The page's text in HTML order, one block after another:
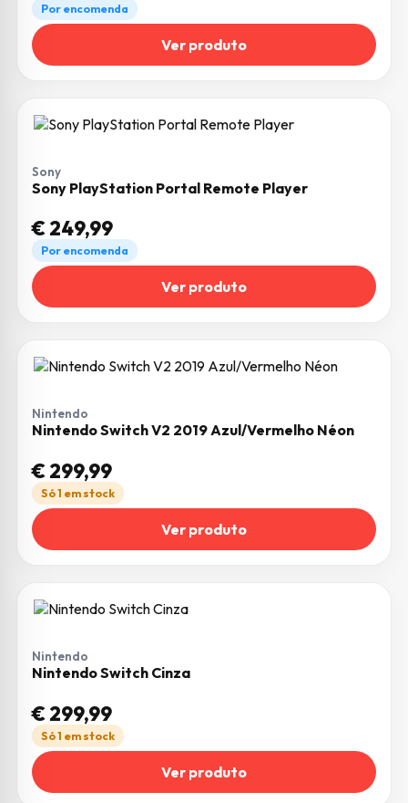
Por encomenda
Ver produto
Sony
Sony PlayStation Portal Remote Player
€249,99
Por encomenda
Ver produto
Nintendo
Nintendo Switch V2 2019 Azul/Vermelho Néon
€299,99
Só 1 em stock
Ver produto
Nintendo
Nintendo Switch Cinza
€299,99
Só 1 em stock
Ver produto